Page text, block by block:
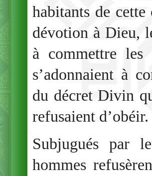
habitants de
dévotion à Dieu,
à commettre les
s’adonnaient à
du décret Divin
refusaient d’obéir.
Subjugués par
hommes